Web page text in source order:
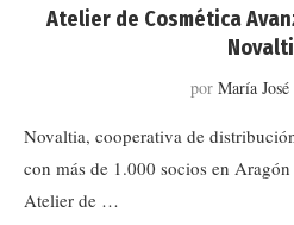
Atelier de Cosmética
por María
Novaltia, cooperativa de
con más de 1.000 socios en
Atelier de …